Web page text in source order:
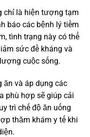
chỉ là hiện tượng tạm
báo các bệnh lý tiềm
tình trạng này có thể
sức đề kháng và
cuộc sống.
ăn và áp dụng các
phù hợp sẽ giúp cải
trì chế độ ăn uống
thăm khám y tế khi